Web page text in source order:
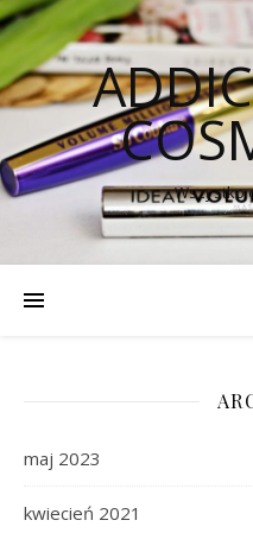
Wszystko
maj 2023
kwiecień 2021